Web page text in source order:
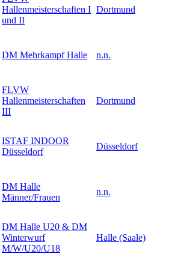
Hallenmeisterschaften I
und II
Dortmund
DM Mehrkampf Halle n.n.
FLVW
Hallenmeisterschaften
III
Dortmund
ISTAF INDOOR
Düsseldorf
Düsseldorf
DM Halle
Männer/Frauen
n.n.
DM Halle U20 & DM
Winterwurf
M/W/U20/U18
Halle (Saale)